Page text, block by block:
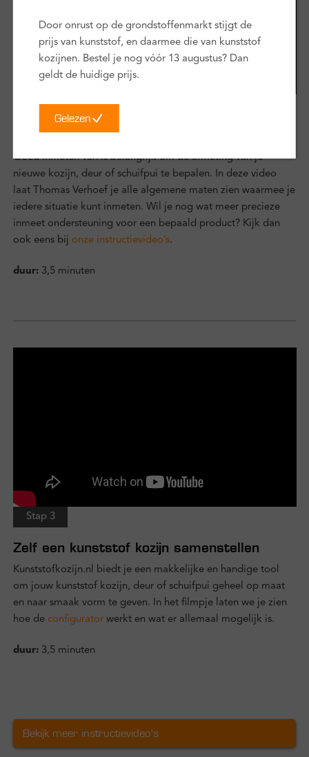
Stap 2
Nauwkeurig inmeten
Goed inmeten van is belangrijk om de afmeting van je
nieuwe kozijn, deur of schuifpui te bepalen. In deze video
laat Thomas Verhoef je alle algemene maten zien waarmee je
iedere situatie kunt inmeten. Wil je nog wat meer precieze
inmeet ondersteuning voor een bepaald product? Kijk dan
ook eens bij onze instructievideo’s.
duur:3,5 minuten
Stap 3
Zelf een kunststof kozijn samenstellen
Kunststofkozijn.nl biedt je een makkelijke en handige tool
om jouw kunststof kozijn, deur of schuifpui geheel op maat
en naar smaak vorm te geven. In het filmpje laten we je zien
hoe de configuratorwerkt en wat er allemaal mogelijk is.
duur:3,5 minuten
Bekijk meer instructievideo's
Door onrust op de grondstoffenmarkt stijgt de
prijs van kunststof, en daarmee die van kunststof
kozijnen. Bestel je nog vóór 13 augustus? Dan
geldt de huidige prijs.
Gelezen